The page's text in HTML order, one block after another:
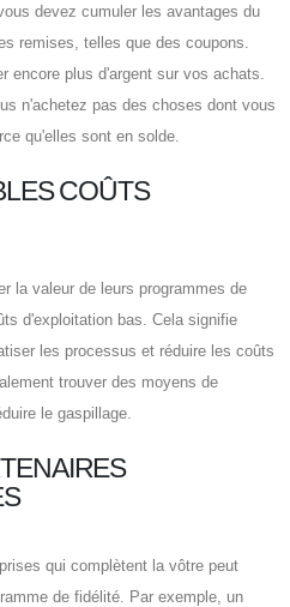
devez cumuler les avantages du
remises, telles que des coupons.
encore plus d'argent sur vos achats.
n'achetez pas des choses dont vous
qu'elles sont en solde.
COÛTS
la valeur de leurs programmes de
d'exploitation bas. Cela signifie
les processus et réduire les coûts
trouver des moyens de
le gaspillage.
qui complètent la vôtre peut
de fidélité. Par exemple, un